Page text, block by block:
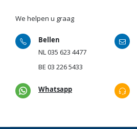
We helpen u graag
Bellen
NL035 623 4477
BE 03 226 5433
Whatsapp